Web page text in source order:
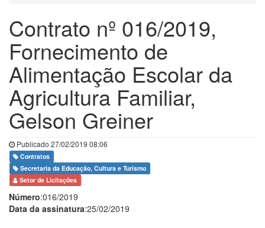
Contrato nº 016/2019,
Fornecimento de
Alimentação Escolar da
Agricultura Familiar,
Gelson Greiner
Publicado 27/02/2019 08:06
Contratos
Secretaria da Educação, Cultura e Turismo
Setor de Licitações
Número:016/2019
Data da assinatura:25/02/2019